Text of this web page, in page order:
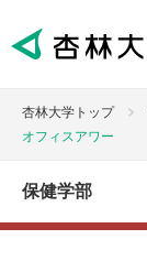
杏林大学トップ
オフィスアワー
保健学部